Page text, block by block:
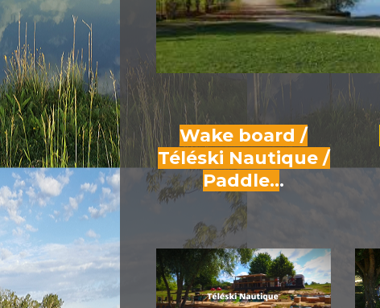
Wake board /
Téléski Nautique /
Paddle...